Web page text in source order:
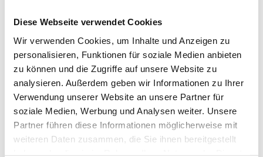
Diese Webseite verwendet Cookies
Wir verwenden Cookies, um Inhalte und Anzeigen zu
personalisieren, Funktionen für soziale Medien anbieten
zu können und die Zugriffe auf unsere Website zu
analysieren. Außerdem geben wir Informationen zu Ihrer
Verwendung unserer Website an unsere Partner für
soziale Medien, Werbung und Analysen weiter. Unsere
Partner führen diese Informationen möglicherweise mit
weiteren Daten zusammen, die Sie ihnen bereitgestellt
1 2 3
Referenzprojekte
Bauüberwachung
Planung